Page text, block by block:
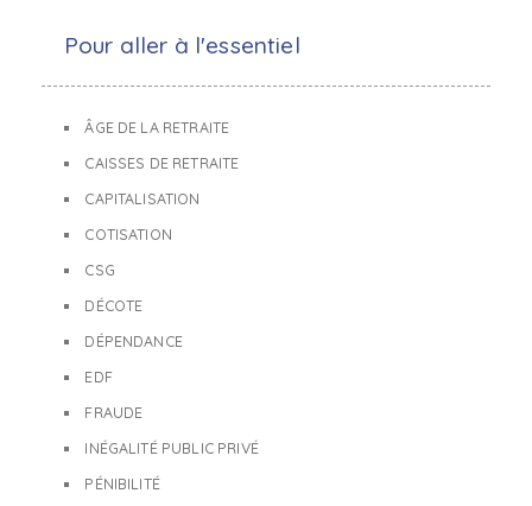
Pour aller à l'essentiel
ÂGE DE LA RETRAITE
CAISSES DE RETRAITE
CAPITALISATION
COTISATION
CSG
DÉCOTE
DÉPENDANCE
EDF
FRAUDE
INÉGALITÉ PUBLIC PRIVÉ
PÉNIBILITÉ